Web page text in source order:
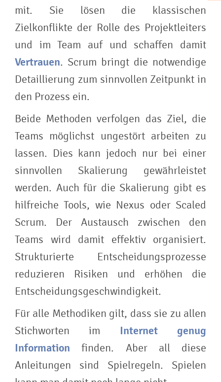
mit. Sie lösen die klassischen
Zielkonflikte der Rolle des Projektleiters
und im Team auf und schaffen damit
Vertrauen. Scrum bringt die notwendige
Detaillierung zum sinnvollen Zeitpunkt in
den Prozess ein.
Beide Methoden verfolgen das Ziel, die
Teams möglichst ungestört arbeiten zu
lassen. Dies kann jedoch nur bei einer
sinnvollen Skalierung gewährleistet
werden. Auch für die Skalierung gibt es
hilfreiche Tools, wie Nexus oder Scaled
Scrum. Der Austausch zwischen den
Teams wird damit effektiv organisiert.
Strukturierte Entscheidungsprozesse
reduzieren Risiken und erhöhen die
Entscheidungsgeschwindigkeit.
Für alle Methodiken gilt, dass sie zu allen
Stichworten im Internet genug
Informationfinden. Aber all diese
Anleitungen sind Spielregeln. Spielen